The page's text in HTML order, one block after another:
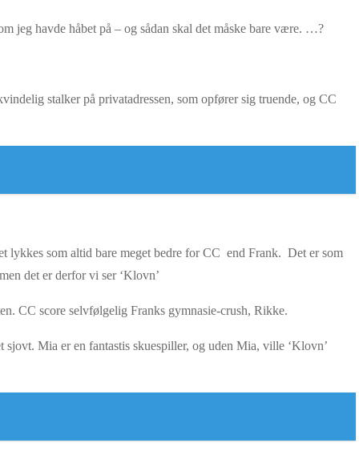
jeg havde håbet på – og sådan skal det måske bare være. …?
stalker på privatadressen, som opfører sig truende, og CC
lykkes som altid bare meget bedre for CC end Frank. Det er som
det er derfor vi ser ‘Klovn’
CC score selvfølgelig Franks gymnasie-crush, Rikke.
Mia er en fantastis skuespiller, og uden Mia, ville ‘Klovn’